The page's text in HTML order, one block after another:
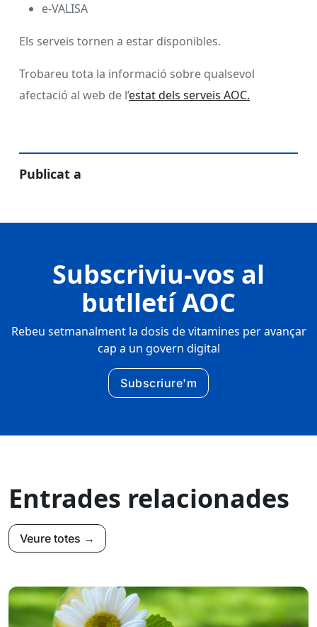
e-VALISA
Els serveis tornen a estar disponibles.
Trobareu tota la informació sobre qualsevol
afectació al web de l’estat dels serveis AOC.
Publicat a
Subscriviu-vos al
butlletí AOC
Rebeu setmanalment la dosis de vitamines per avançar
cap a un govern digital
Subscriure'm
Entrades relacionades
Veure totes →